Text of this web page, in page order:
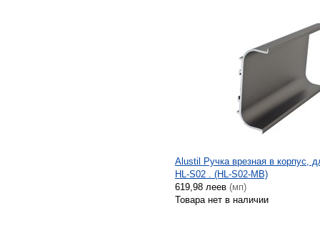
Alustil Ручка врезная в корпус,
HL-S02 . (HL-S02-MB)
619,98 леев (мп)
Товара нет в наличии